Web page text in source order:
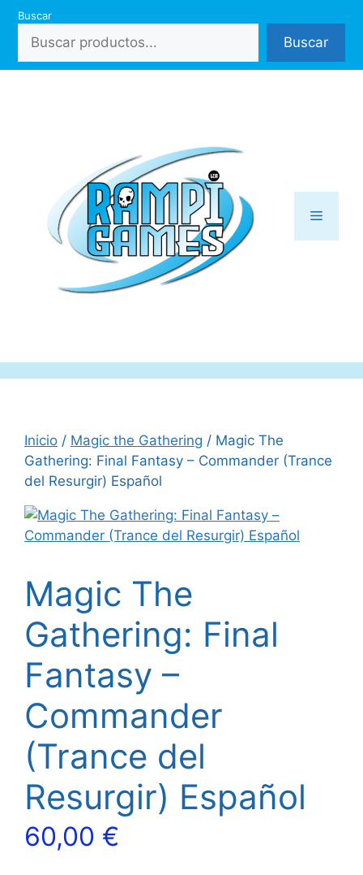
Saltar
contenido
Buscar
Buscar
Menú
Inicio / Magic the Gathering / Magic The
Gathering: Final Fantasy – Commander (Trance
del Resurgir) Español
Magic The
Gathering: Final
Fantasy –
Commander
(Trance del
Resurgir) Español
60,00 €